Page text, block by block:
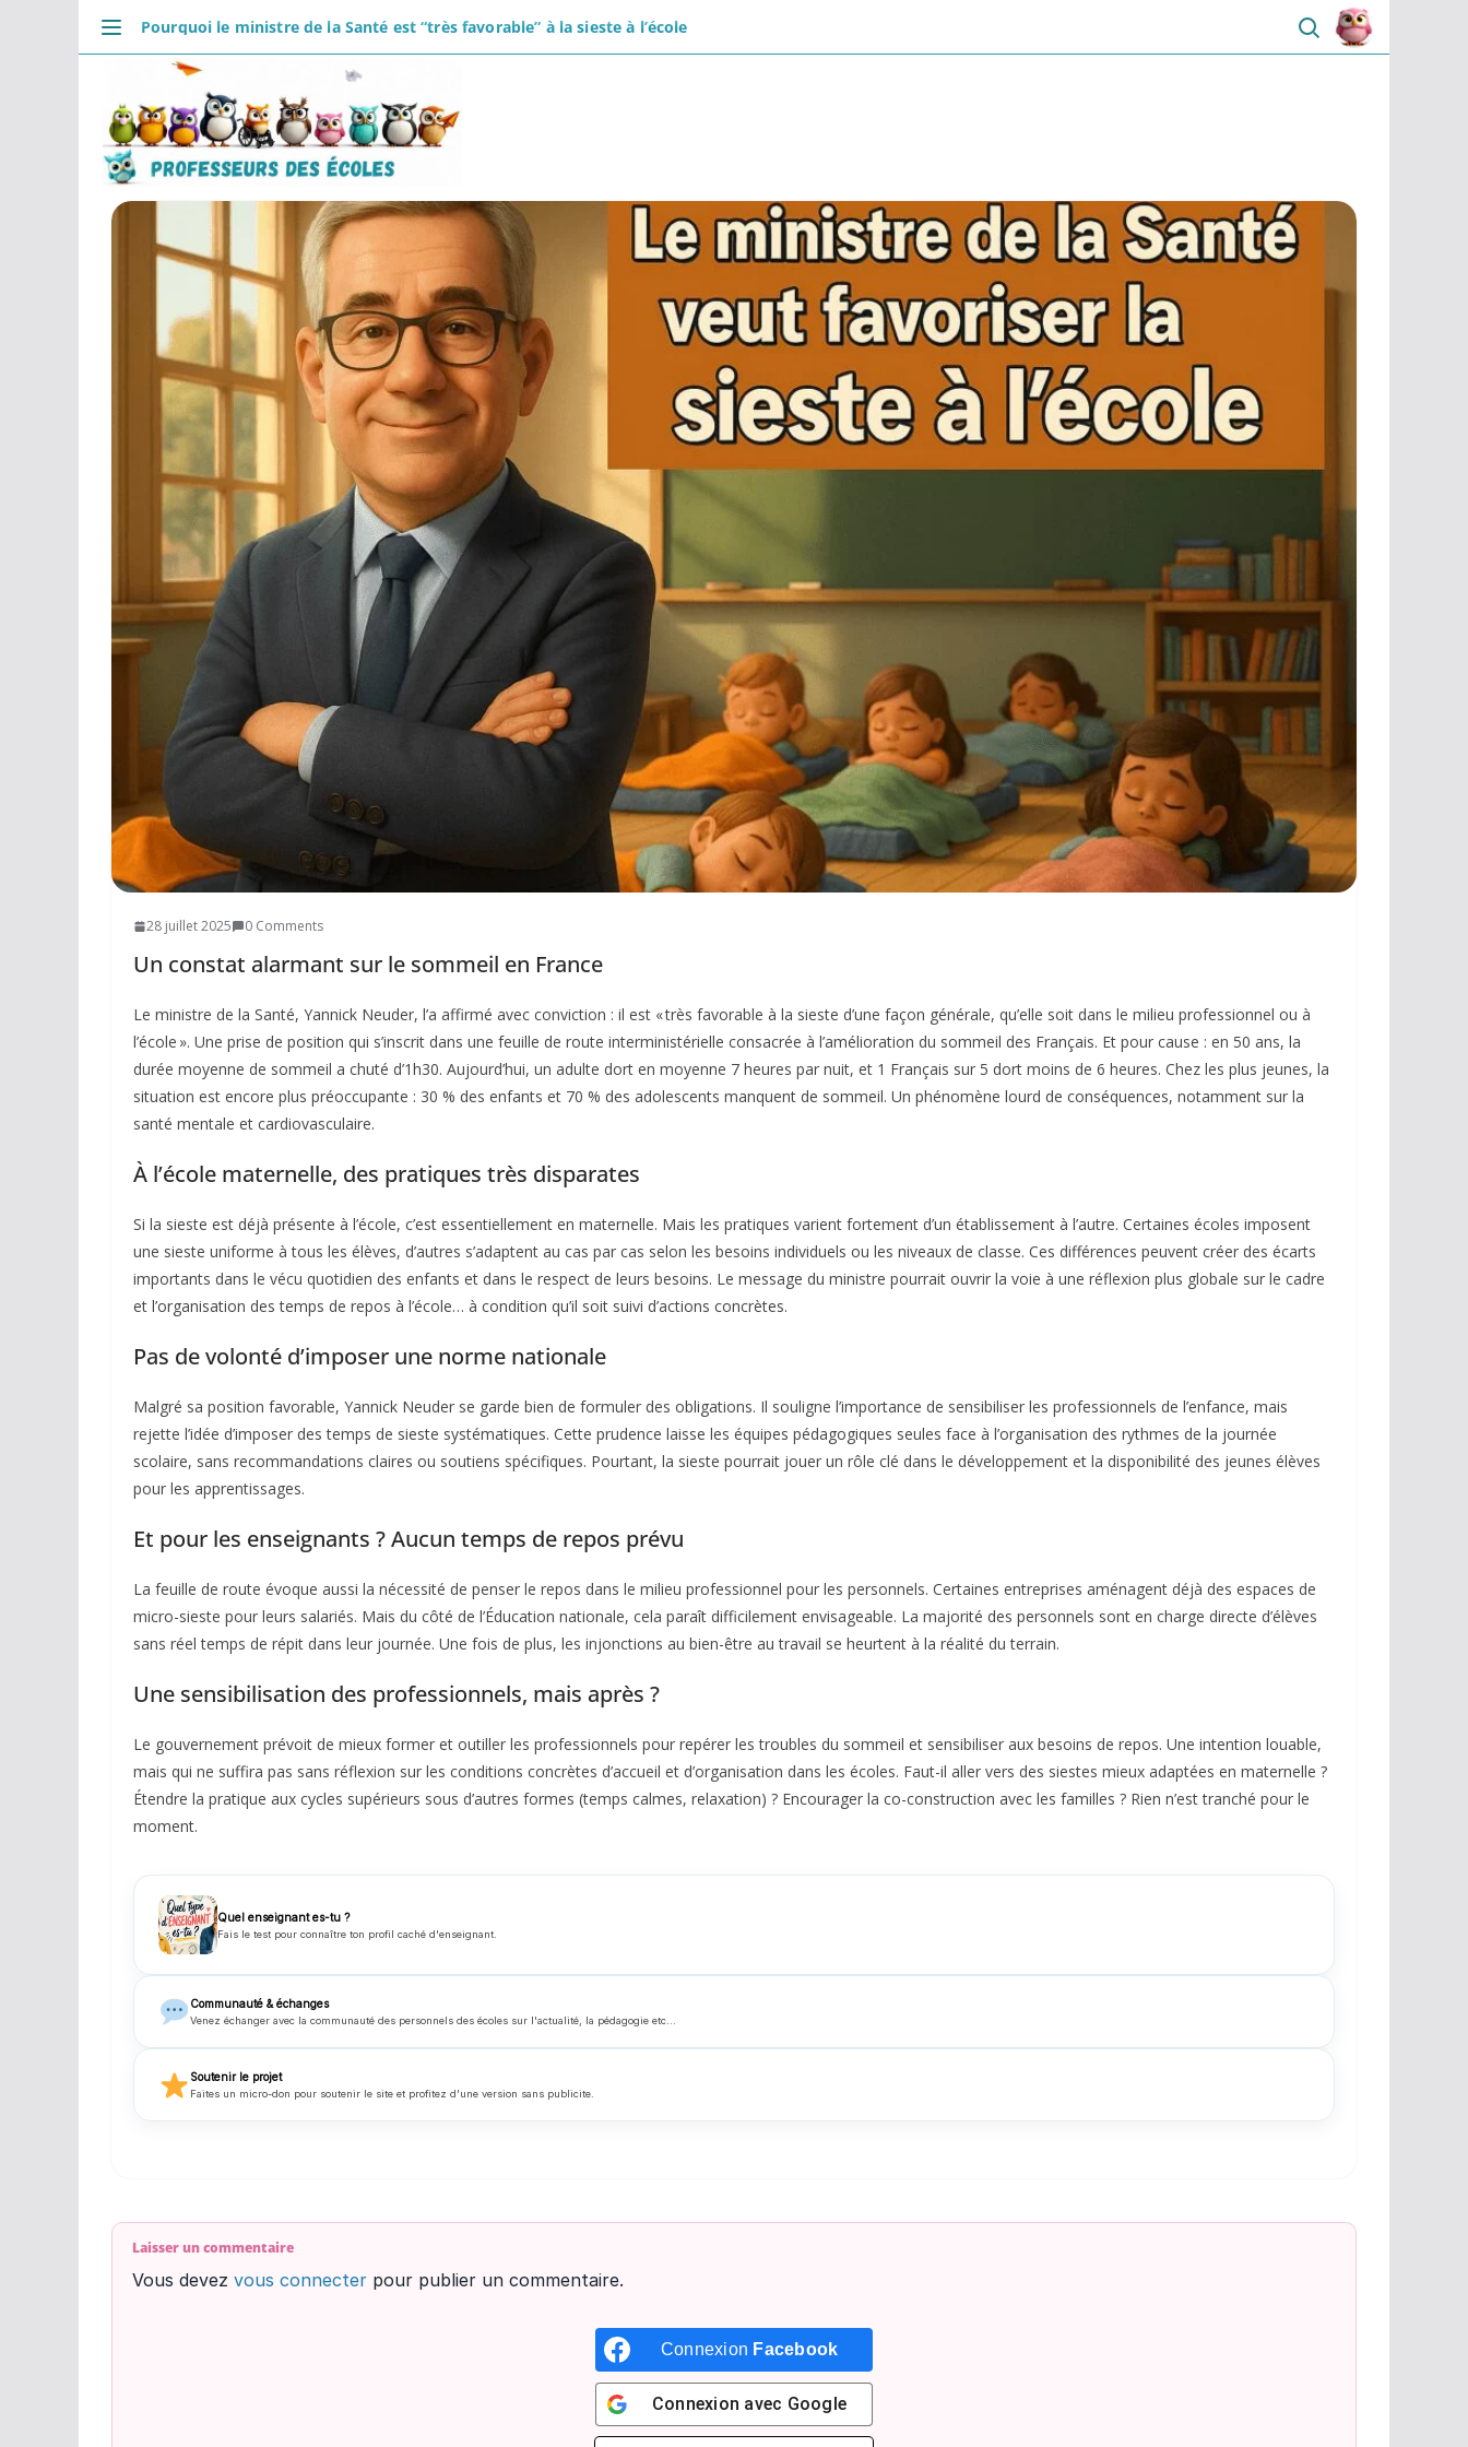
Se connecter
Actualités
Ressources
Lectures de livres
Réseaux sociaux
Petites annonces
Boutique
Humour
Pourquoi le ministre de la Santé est “très favorable” à la sieste à l’école
Passer
28 juillet 2025 0 Comments
Un constat alarmant sur le sommeil en France
Le ministre de la Santé, Yannick Neuder, l’a affirmé avec conviction : il est « très favorable à la sieste d’une façon générale, qu’elle soit dans le milieu professionnel ou à
l’école ». Une prise de position qui s’inscrit dans une feuille de route interministérielle consacrée à l’amélioration du sommeil des Français. Et pour cause : en 50 ans, la
durée moyenne de sommeil a chuté d’1h30. Aujourd’hui, un adulte dort en moyenne 7 heures par nuit, et 1 Français sur 5 dort moins de 6 heures. Chez les plus jeunes, la
situation est encore plus préoccupante : 30 % des enfants et 70 % des adolescents manquent de sommeil. Un phénomène lourd de conséquences, notamment sur la
santé mentale et cardiovasculaire.
À l’école maternelle, des pratiques très disparates
Si la sieste est déjà présente à l’école, c’est essentiellement en maternelle. Mais les pratiques varient fortement d’un établissement à l’autre. Certaines écoles imposent
une sieste uniforme à tous les élèves, d’autres s’adaptent au cas par cas selon les besoins individuels ou les niveaux de classe. Ces différences peuvent créer des écarts
importants dans le vécu quotidien des enfants et dans le respect de leurs besoins. Le message du ministre pourrait ouvrir la voie à une réflexion plus globale sur le cadre
et l’organisation des temps de repos à l’école… à condition qu’il soit suivi d’actions concrètes.
Pas de volonté d’imposer une norme nationale
Malgré sa position favorable, Yannick Neuder se garde bien de formuler des obligations. Il souligne l’importance de sensibiliser les professionnels de l’enfance, mais
rejette l’idée d’imposer des temps de sieste systématiques. Cette prudence laisse les équipes pédagogiques seules face à l’organisation des rythmes de la journée
scolaire, sans recommandations claires ou soutiens spécifiques. Pourtant, la sieste pourrait jouer un rôle clé dans le développement et la disponibilité des jeunes élèves
pour les apprentissages.
Et pour les enseignants ? Aucun temps de repos prévu
La feuille de route évoque aussi la nécessité de penser le repos dans le milieu professionnel pour les personnels. Certaines entreprises aménagent déjà des espaces de
micro-sieste pour leurs salariés. Mais du côté de l’Éducation nationale, cela paraît difficilement envisageable. La majorité des personnels sont en charge directe d’élèves
sans réel temps de répit dans leur journée. Une fois de plus, les injonctions au bien-être au travail se heurtent à la réalité du terrain.
Une sensibilisation des professionnels, mais après ?
Le gouvernement prévoit de mieux former et outiller les professionnels pour repérer les troubles du sommeil et sensibiliser aux besoins de repos. Une intention louable,
mais qui ne suffira pas sans réflexion sur les conditions concrètes d’accueil et d’organisation dans les écoles. Faut-il aller vers des siestes mieux adaptées en maternelle ?
Étendre la pratique aux cycles supérieurs sous d’autres formes (temps calmes, relaxation) ? Encourager la co-construction avec les familles ? Rien n’est tranché pour le
moment.
Quel enseignant es-tu ?
Fais le test pour connaître ton profil caché d'enseignant.
Communauté & échanges
Venez échanger avec la communauté des personnels des écoles sur l'actualité, la pédagogie etc...
Soutenir le projet
Faites un micro-don pour soutenir le site et profitez d'une version sans publicite.
Laisser un commentaire
Vous devez vous connecter pour publier un commentaire.
Connexion Facebook
Connexion avec Google